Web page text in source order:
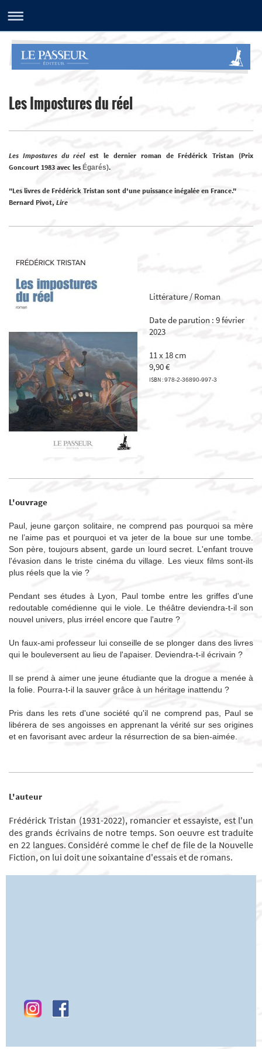
Les Impostures du réel
Les Impostures du réelest le dernier roman de Frédérick Tristan (Prix
Goncourt 1983 avec les Égarés).
"Les livres de Frédérick Tristan sont d'une puissance inégalée en France."
Bernard Pivot, Lire
Littérature / Roman
Date de parution : 9 février
2023
11 x 18 cm
9,90 €
ISBN :978-2-36890-997-3
L'ouvrage
Paul, jeune garçon solitaire, ne comprend pas pourquoi sa mère
ne l’aime pas et pourquoi et va jeter de la boue sur une tombe.
Son père, toujours absent, garde un lourd secret. L'enfant trouve
l'évasion dans le triste cinéma du village. Les vieux films sont-ils
plus réels que la vie ?
Pendant ses études à Lyon, Paul tombe entre les griffes d'une
redoutable comédienne qui le viole. Le théâtre deviendra-t-il son
nouvel univers, plus irréel encore que l'autre ?
Un faux-ami professeur lui conseille de se plonger dans des livres
qui le bouleversent au lieu de l'apaiser. Deviendra-t-il écrivain ?
Il se prend à aimer une jeune étudiante que la drogue a menée à
la folie. Pourra-t-il la sauver grâce à un héritage inattendu ?
Pris dans les rets d'une société qu'il ne comprend pas, Paul se
libérera de ses angoisses en apprenant la vérité sur ses origines
et en favorisant avec ardeur la résurrection de sa bien-aimée.
L'auteur
Frédérick Tristan (1931-2022), romancier et essayiste, est l'un
des grands écrivains de notre temps. Son oeuvre est traduite
en 22 langues. Considéré comme le chef de file de la Nouvelle
Fiction, on lui doit une soixantaine d'essais et de romans.